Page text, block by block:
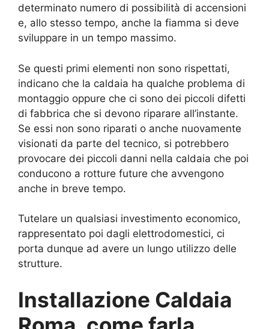
determinato numero di possibilità di accensioni
e, allo stesso tempo, anche la fiamma si deve
sviluppare in un tempo massimo.
Se questi primi elementi non sono rispettati,
indicano che la caldaia ha qualche problema di
montaggio oppure che ci sono dei piccoli difetti
di fabbrica che si devono riparare all’instante.
Se essi non sono riparati o anche nuovamente
visionati da parte del tecnico, si potrebbero
provocare dei piccoli danni nella caldaia che poi
conducono a rotture future che avvengono
anche in breve tempo.
Tutelare un qualsiasi investimento economico,
rappresentato poi dagli elettrodomestici, ci
porta dunque ad avere un lungo utilizzo delle
strutture.
Installazione Caldaia